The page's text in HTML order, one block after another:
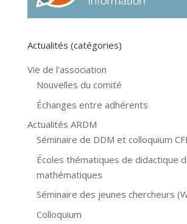
Actualités (catégories)
Vie de l'association
Nouvelles du comité
Échanges entre adhérents
Actualités ARDM
Séminaire de DDM et colloquium
Écoles thématiques de didactique
mathématiques
Séminaire des jeunes chercheurs
Colloquium